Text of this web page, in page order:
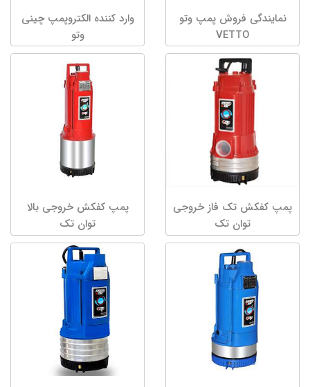
نمایندگی فروش پمپ وتو
VETTO
وارد کننده الکتروپمپ چینی
وتو
پمپ کفکش تک فاز خروجی
توان تک
پمپ کفکش خروجی بالا
توان تک